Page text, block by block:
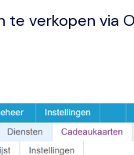
verkopen via